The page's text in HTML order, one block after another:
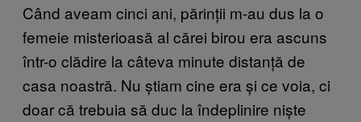
Când aveam cinci ani, părinții m-au dus la o
femeie misterioasă al cărei birou era ascuns
într-o clădire la câteva minute distanță de
casa noastră. Nu știam cine era și ce voia, ci
doar că trebuia să duc la îndeplinire niște